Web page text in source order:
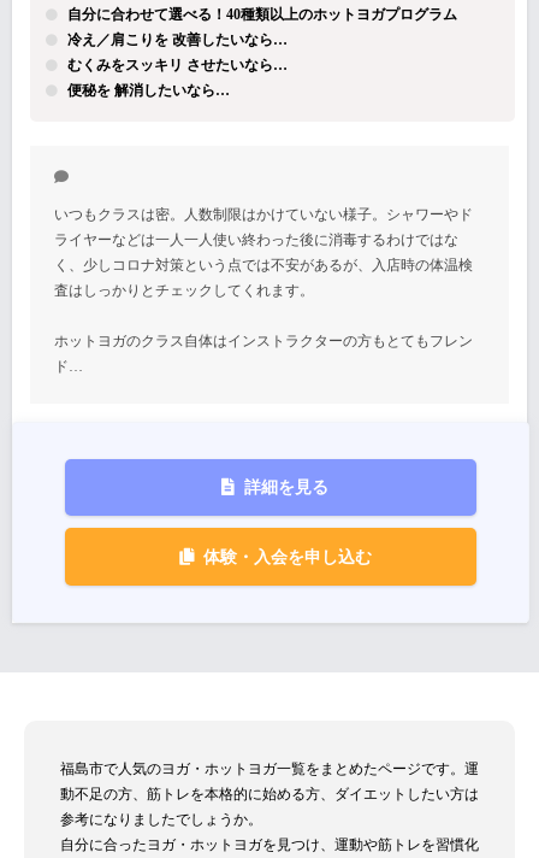
自分に合わせて選べる！40種類以上のホットヨガプログラム
冷え／肩こりを 改善したいなら…
むくみをスッキリ させたいなら…
便秘を 解消したいなら…
いつもクラスは密。人数制限はかけていない様子。シャワーやド
ライヤーなどは一人一人使い終わった後に消毒するわけではな
く、少しコロナ対策という点では不安があるが、入店時の体温検
査はしっかりとチェックしてくれます。
ホットヨガのクラス自体はインストラクターの方もとてもフレン
ド…
詳細を見る
体験・入会を申し込む
福島市で人気のヨガ・ホットヨガ一覧をまとめたページです。運
動不足の方、筋トレを本格的に始める方、ダイエットしたい方は
参考になりましたでしょうか。
自分に合ったヨガ・ホットヨガを見つけ、運動や筋トレを習慣化